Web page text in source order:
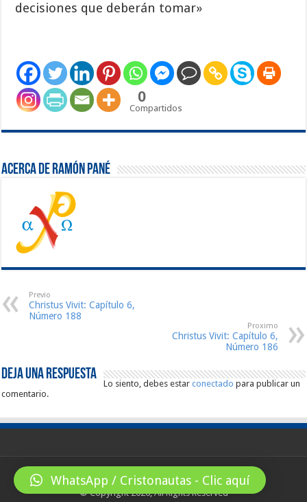
decisiones que deberán tomar»
0
Compartidos
Acerca de Ramón Pané
Previo
Christus Vivit: Capítulo 6,
Número 188
Proximo
Christus Vivit: Capítulo 6,
Número 186
Deja una respuesta
Lo siento, debes estarconectado para publicar un
comentario.
© Copyright 2026, All Rights Reserved
WhatsApp / Cristonautas - Clic aquí